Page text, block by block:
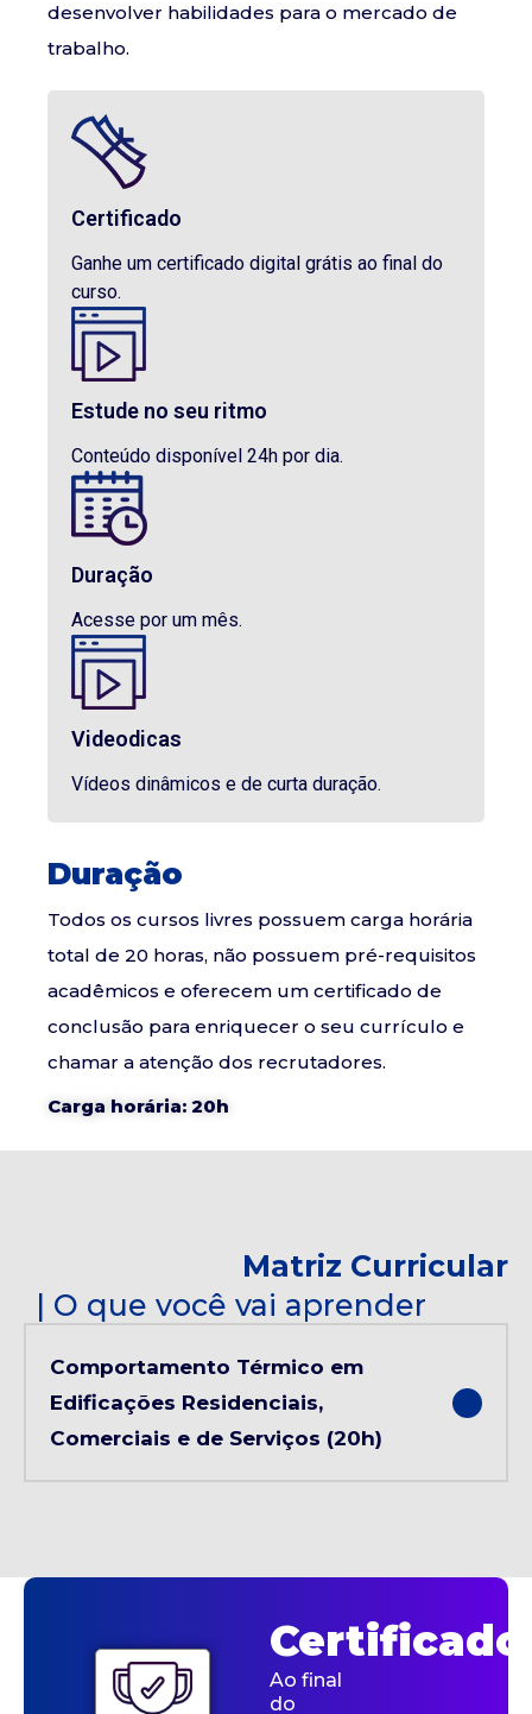
desenvolver habilidades para o mercado de
trabalho.
Certificado
Ganhe um certificado digital grátis ao final do
curso.
Estude no seu ritmo
Conteúdo disponível 24h por dia.
Duração
Acesse por um mês.
Videodicas
Vídeos dinâmicos e de curta duração.
Duração
Todos os cursos livres possuem carga horária
total de 20 horas, não possuem pré-requisitos
acadêmicos e oferecem um certificado de
conclusão para enriquecer o seu currículo e
chamar a atenção dos recrutadores.
Carga horária: 20h
Matriz Curricular
| O que você vai aprender
Comportamento Térmico em
Edificações Residenciais,
Comerciais e de Serviços (20h)
Certificado
Ao final
do